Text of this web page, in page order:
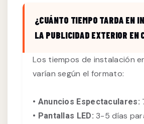
¿CUÁNTO TIEMPO TARDA EN
LA PUBLICIDAD EXTERIOR EN
Los tiempos de instalación
varían según el formato:
• Anuncios Espectaculares:
• Pantallas LED: 3-5 días